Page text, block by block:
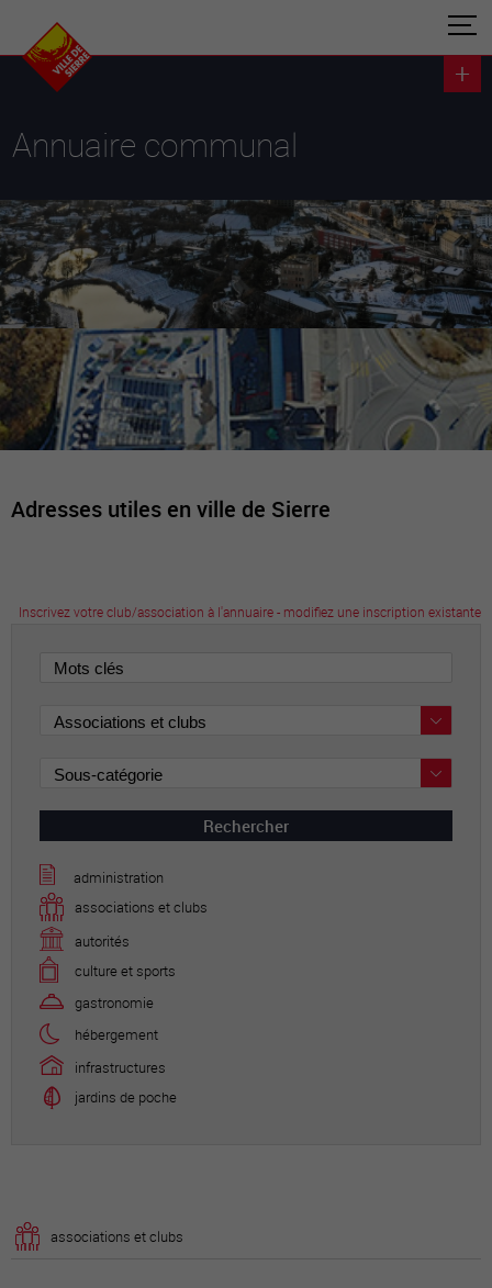
Annuaire communal
Adresses utiles en ville de Sierre
Inscrivez votre club/association à l'annuaire - modifiez une inscription existante
associations et clubs